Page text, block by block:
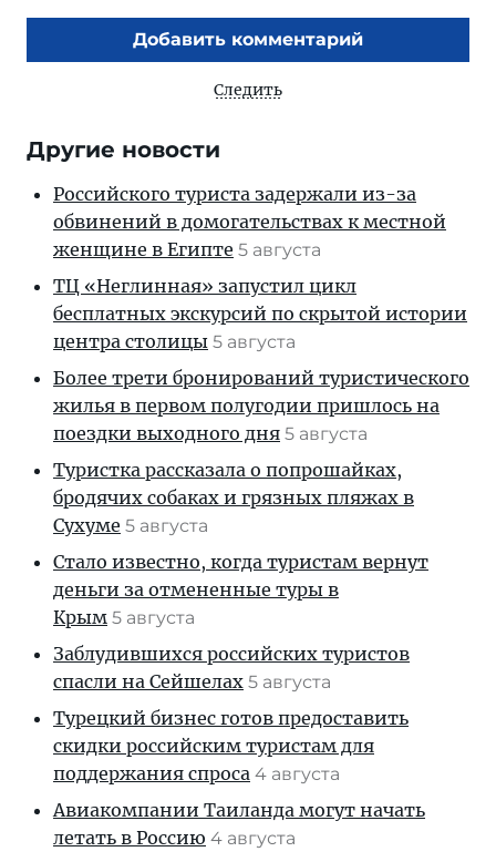
Добавить комментарий
Следить
Другие новости
Российского туриста задержали из-за
обвинений в домогательствах к местной
женщине в Египте 5 августа
ТЦ «Неглинная» запустил цикл
бесплатных экскурсий по скрытой истории
центра столицы 5 августа
Более трети бронирований туристического
жилья в первом полугодии пришлось на
поездки выходного дня 5 августа
Туристка рассказала о попрошайках,
бродячих собаках и грязных пляжах в
Сухуме 5 августа
Стало известно, когда туристам вернут
деньги за отмененные туры в
Крым 5 августа
Заблудившихся российских туристов
спасли на Сейшелах 5 августа
Турецкий бизнес готов предоставить
скидки российским туристам для
поддержания спроса 4 августа
Авиакомпании Таиланда могут начать
летать в Россию 4 августа